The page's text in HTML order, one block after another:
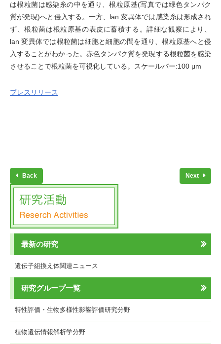
は根粒菌は感染糸の中を通り、根粒原基(写真では緑色タンパク
質が発現)へと侵入する。一方、lan 変異体では感染糸は形成され
ず、根粒菌は根粒原基の表皮に蓄積する。詳細な観察により、
lan 変異体では根粒菌は細胞と細胞の間を通り、根粒原基へと侵
入することがわかった。赤色タンパク質を発現する根粒菌を感染
させることで根粒菌を可視化している。スケールバー:100 μm
プレスリリース
Back Next
最新の研究
遺伝子組換え体関連ニュース
研究グループ一覧
特性評価・生物多様性影響評価研究分野
植物遺伝情報解析学分野